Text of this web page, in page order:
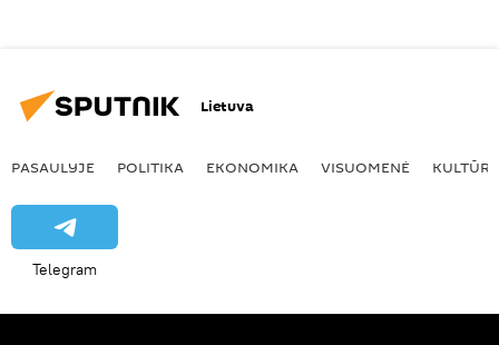
Lietuva
PASAULYJE POLITIKA EKONOMIKA VISUOMENĖ KULTŪRA
Telegram